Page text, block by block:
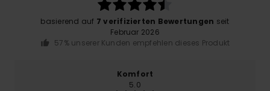
basierend auf 7 verifizierten Bewertungen seit
Februar 2026
57% unserer Kunden empfehlen dieses Produkt
Komfort
5.0